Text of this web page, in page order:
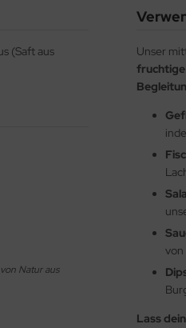
(Saft aus
Natur aus
Unser
fruchtige
von
Lass